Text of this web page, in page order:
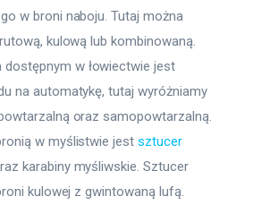
w broni naboju. Tutaj można
kulową lub kombinowaną.
dostępnym w łowiectwie jest
na automatykę, tutaj wyróżniamy
oraz samopowtarzalną.
w myślistwie jest sztucer
karabiny myśliwskie. Sztucer
kulowej z gwintowaną lufą.